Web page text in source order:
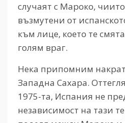
случаят с Мароко,
възмутени от
към лице, което те
голям враг.
Нека припомним
Западна Сахара.
1975-та, Испания не
независимост на тази